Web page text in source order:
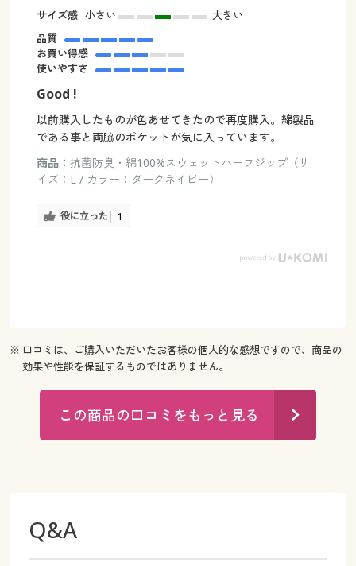
サイズ感 小さい
大きい
品質
お買い得感
使いやすさ
Good !
以前購入したものが色あせてきたので再度購入。綿製品
である事と両脇のポケットが気に入っています。
商品： 抗菌防臭・綿100%スウェットハーフジップ（サ
イズ：L / カラー：ダークネイビー）
役に立った 1
※ 口コミは、ご購入いただいたお客様の個人的な感想ですので、商品の
効果や性能を保証するものではありません。
この商品の口コミをもっと見る
Q&A